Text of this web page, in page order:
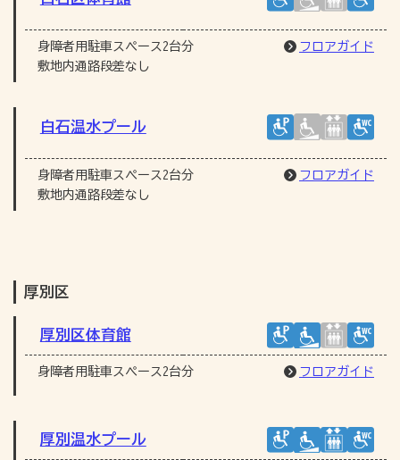
身障者用駐車スペース2台分
敷地内通路段差なし
フロアガイド
白石温水プール
身障者用駐車スペース2台分
敷地内通路段差なし
フロアガイド
厚別区
厚別区体育館
身障者用駐車スペース2台分 フロアガイド
厚別温水プール